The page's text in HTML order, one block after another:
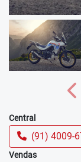
Central
(91) 4009-
Vendas